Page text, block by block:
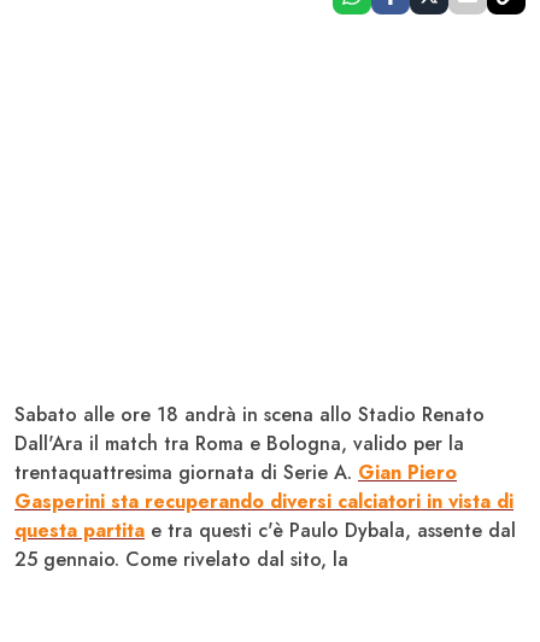
Sabato alle ore 18 andrà in scena allo Stadio Renato
Dall'Ara il match tra Roma e Bologna, valido per la
trentaquattresima giornata di Serie A. Gian Piero
Gasperini sta recuperando diversi calciatori in vista di
questa partita e tra questi c'è Paulo Dybala, assente dal
25 gennaio. Come rivelato dal sito, la